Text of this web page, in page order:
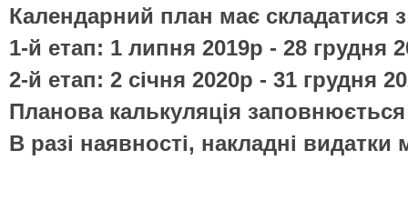
Календарний план має складатися
1-й етап: 1 липня 2019р - 28 грудня
2-й етап: 2 січня 2020р - 31 грудня
Планова калькуляція
В разі наявності, накладні